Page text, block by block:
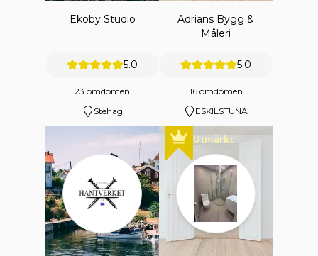
Ekoby Studio
5.0
23 omdömen
Stehag
Adrians Bygg &
Måleri
5.0
16 omdömen
ESKILSTUNA
Utmärkt